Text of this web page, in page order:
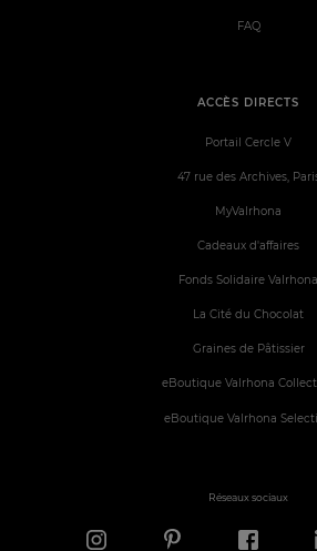
ACCÈS DIRECTS
Portail Cercle V
47 rue des Archives,
MyValrhona
Cadeaux d'affaires
Fonds Solidaire Valrhona
La Cité du Chocolat
Graines de Pâtissier
eBoutique Valrhona
eBoutique Valrhona
FAQ
Réseaux sociaux